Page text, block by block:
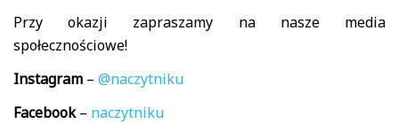
Przy okazji zapraszamy na nasze media
społecznościowe!
Instagram – @naczytniku
Facebook– naczytniku